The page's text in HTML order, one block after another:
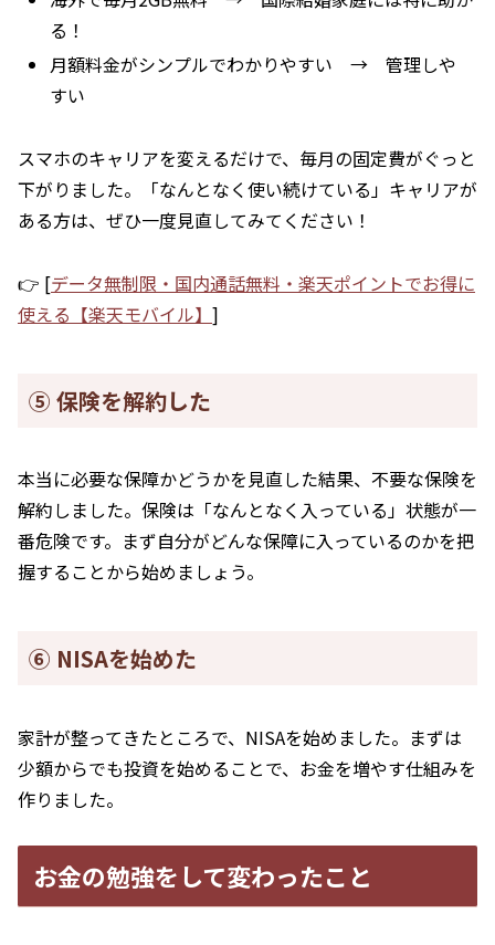
る！
月額料金がシンプルでわかりやすい → 管理しや
すい
スマホのキャリアを変えるだけで、毎月の固定費がぐっと
下がりました。「なんとなく使い続けている」キャリアが
ある方は、ぜひ一度見直してみてください！
👉 [データ無制限・国内通話無料・楽天ポイントでお得に
使える【楽天モバイル】 ]
⑤ 保険を解約した
本当に必要な保障かどうかを見直した結果、不要な保険を
解約しました。保険は「なんとなく入っている」状態が一
番危険です。まず自分がどんな保障に入っているのかを把
握することから始めましょう。
⑥ NISAを始めた
家計が整ってきたところで、NISAを始めました。まずは
少額からでも投資を始めることで、お金を増やす仕組みを
作りました。
お金の勉強をして変わったこと